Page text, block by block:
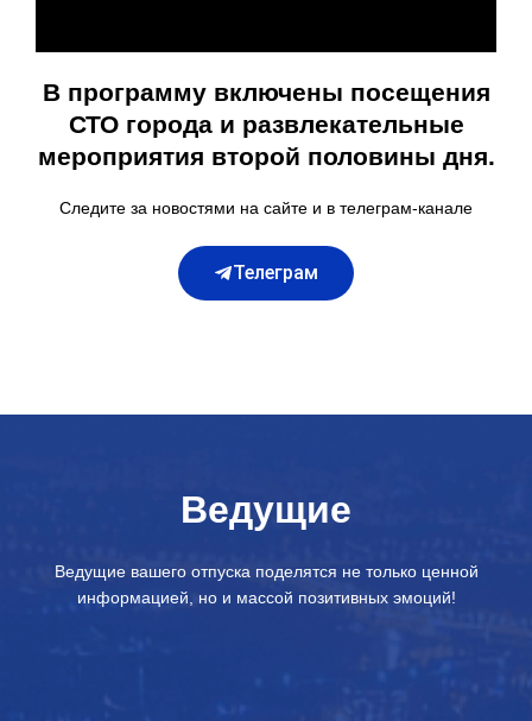
В программу включены посещения
СТО города и развлекательные
мероприятия второй половины дня.
Следите за новостями на сайте и в телеграм-канале
Телеграм
Ведущие
Ведущие вашего отпуска поделятся не только ценной
информацией, но и массой позитивных эмоций!